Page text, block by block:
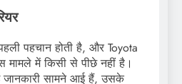
पहचान होती है, और Toyota
मामले में किसी से पीछे नहीं है।
जानकारी सामने आई हैं, उसके